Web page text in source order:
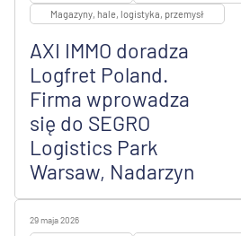
Magazyny, hale, logistyka, przemysł
AXI IMMO doradza
Logfret Poland.
Firma wprowadza
się do SEGRO
Logistics Park
Warsaw, Nadarzyn
29 maja 2026